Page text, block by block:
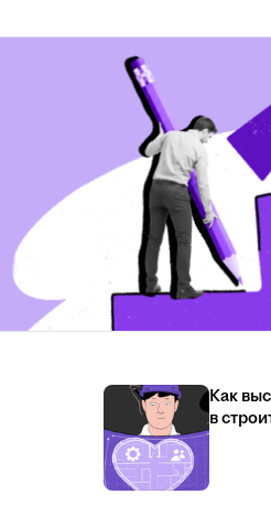
Как
в